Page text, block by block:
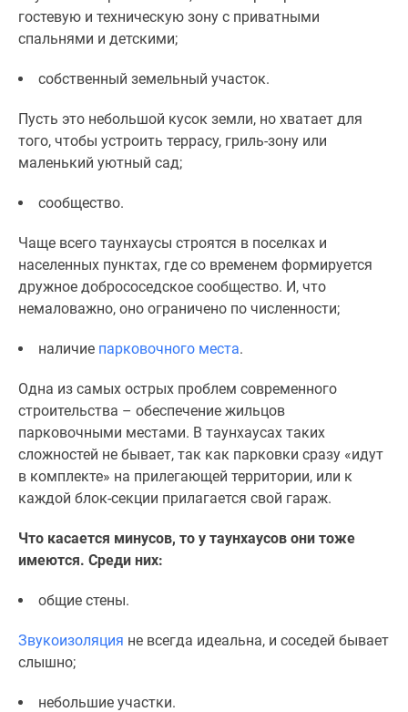
поселки
Коттеджные
ипотеку
Бизнес-
центры
Скидки
акции
Макс
гостевую и техническую зону с приватными
спальнями и детскими;
собственный земельный участок.
Пусть это небольшой кусок земли, но хватает для
того, чтобы устроить террасу, гриль-зону или
маленький уютный сад;
сообщество.
Чаще всего таунхаусы строятся в поселках и
населенных пунктах, где со временем формируется
дружное добрососедское сообщество. И, что
немаловажно, оно ограничено по численности;
наличие парковочного места.
Одна из самых острых проблем современного
строительства – обеспечение жильцов
парковочными местами. В таунхаусах таких
сложностей не бывает, так как парковки сразу «идут
в комплекте» на прилегающей территории, или к
каждой блок-секции прилагается свой гараж.
Что касается минусов, то у таунхаусов они тоже
имеются. Среди них:
общие стены.
Звукоизоляция не всегда идеальна, и соседей бывает
слышно;
небольшие участки.